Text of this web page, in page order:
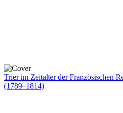
Trier im Zeitalter der Französischen
(1789–1814)